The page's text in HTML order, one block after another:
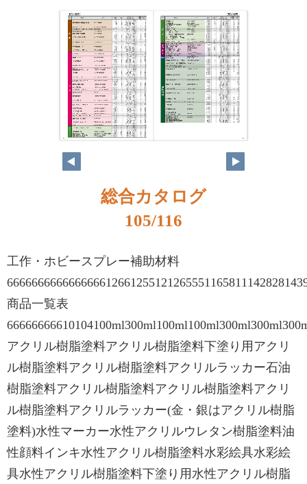
総合カタログ
105/116
工作・ホビースプレー補助材料
商品一覧表
アクリル樹脂塗料アクリル樹脂塗料下塗り用アクリ
ル樹脂塗料アクリル樹脂塗料アクリルラッカー石油
樹脂塗料アクリル樹脂塗料アクリル樹脂塗料アクリ
ル樹脂塗料アクリルラッカー(金・銀はアクリル樹脂
塗料)水性マーカー水性アクリルウレタン樹脂塗料油
性顔料インキ水性アクリル樹脂塗料水彩絵具水彩絵
具水性アクリル樹脂塗料下塗り用水性アクリル樹脂